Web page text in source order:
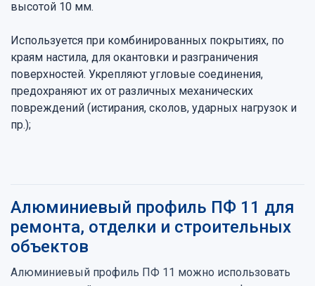
высотой 10 мм.
Используется при комбинированных покрытиях, по
краям настила, для окантовки и разграничения
поверхностей. Укрепляют угловые соединения,
предохраняют их от различных механических
повреждений (истирания, сколов, ударных нагрузок и
пр.);
Алюминиевый профиль ПФ 11 для
ремонта, отделки и строительных
объектов
Алюминиевый профиль ПФ 11 можно использовать